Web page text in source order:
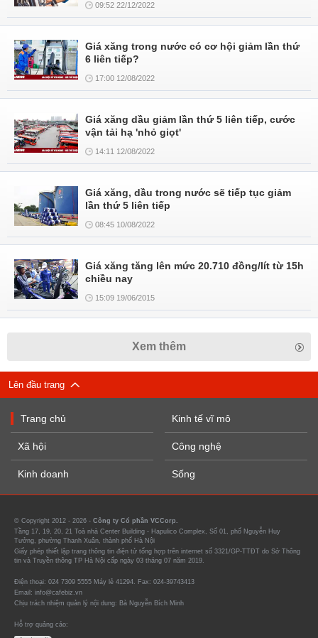
09:52 22/12/2022
Giá xăng trong nước có cơ hội giảm lần thứ
6 liên tiếp?
17:00 12/08/2022
Giá xăng dầu giảm lần thứ 5 liên tiếp, cước
vận tải hạ 'nhỏ giọt'
14:11 12/08/2022
Giá xăng, dầu trong nước sẽ tiếp tục giảm
lần thứ 5 liên tiếp
08:45 10/08/2022
Giá xăng tăng lên mức 20.710 đồng/lít từ 15h
chiều nay
15:09 19/06/2015
Xem thêm
Lên đầu trang
Trang chủ
Xã hội
Kinh doanh
Kinh tế vĩ mô
Công nghệ
Sống
© Copyright 2012 - 2026 - Công ty Cổ phần VCCorp.
Tầng 17, 19, 20, 21 Toà nhà Center Building - Hapulico Complex, Số 01, phố Nguyễn Huy
Tưởng, phường Thanh Xuân, thành phố Hà Nội
Giấy phép thiết lập trang thông tin điện tử tổng hợp trên internet số 3321/GP-TTĐT do Sở Thông
tin và Truyền thông TP Hà Nội cấp ngày 03 tháng 07 năm 2019.
Điện thoại: 024 7309 5555 Máy lẻ 41294. Fax: 024-39743413
Email: info@cafebiz.vn
Chịu trách nhiệm quản lý nội dung: Bà Nguyễn Bích Minh
Hỗ trợ quảng cáo: